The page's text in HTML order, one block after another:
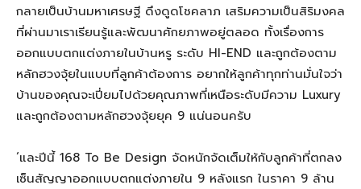
กลายเป็นบ้านมหาเศรษฐี ดึงดูดโชคลาภ เสริมความเป็นสิริมงคล
ที่ผ่านมาเราเรียนรู้และพัฒนาศักยภาพอยู่ตลอด ทั้งเรื่องการ
ออกแบบตกแต่งภายในบ้านหรู ระดับ HI-END และถูกต้องตาม
หลักฮวงจุ้ยในแบบที่ลูกค้าต้องการ อยากให้ลูกค้าทุกท่านมั่นใจว่า
บ้านของคุณจะเปี่ยมไปด้วยคุณภาพที่เหนือระดับมีความ Luxury
และถูกต้องตามหลักฮวงจุ้ยยุค 9 แน่นอนครับ
‘และปีนี้ 168 To Be Design จัดหนักจัดเต็มให้กับลูกค้าที่ตกลง
เซ็นสัญญาออกแบบตกแต่งภายใน 9 หลังแรก ในราคา 9 ล้าน